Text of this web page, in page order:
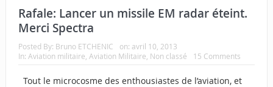
Rafale: Lancer un missile EM radar éteint.
Merci Spectra
Posted By: Bruno ETCHENIC on: avril 10, 2013
In: Aviation militaire Aviation Militaire Non classé 15 Comments
Tout le microcosme des enthousiastes de l’aviation, et